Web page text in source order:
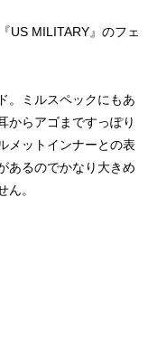
US MILITARY』のフェ
。ミルスペックにもあ
からアゴまですっぽり
メットインナーとの表
あるのでかなり大きめ
。